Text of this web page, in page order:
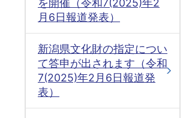
を開催（令和7(2025)年2
月6日報道発表）
新潟県文化財の指定につい
て答申が出されます（令和
7(2025)年2月6日報道発
表）